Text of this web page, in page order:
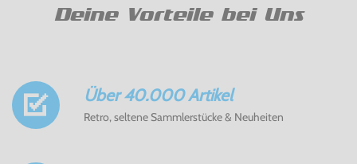
Deine Vorteile bei Uns
Über 40.000 Artikel
Retro, seltene Sammlerstücke & Neuheiten